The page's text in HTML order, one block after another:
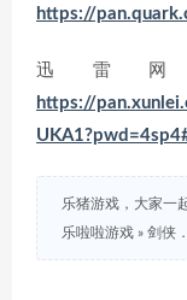
https://
迅雷
https://
乐猪游戏，大家一
乐啦啦游戏 » 剑侠